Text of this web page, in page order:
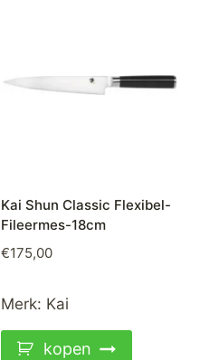
Kai Shun Classic Flexibel-
Fileermes-18cm
€175,00
Merk: Kai
kopen